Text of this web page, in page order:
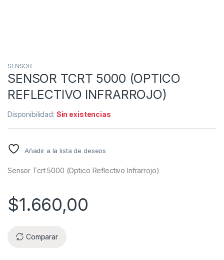
SENSOR
SENSOR TCRT 5000 (OPTICO
REFLECTIVO INFRARROJO)
Disponibilidad: Sin existencias
Añadir a la lista de deseos
Sensor Tcrt 5000 (Optico Reflectivo Infrarrojo)
$1.660,00
Comparar